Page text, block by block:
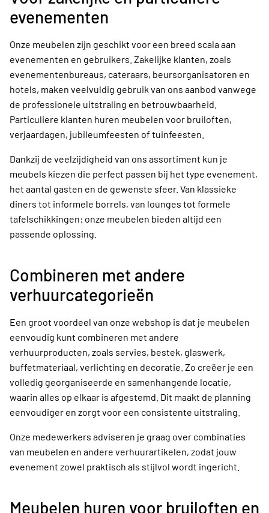
evenementen
Onze meubelen zijn geschikt voor een breed scala aan
evenementen en gebruikers. Zakelijke klanten, zoals
evenementenbureaus, cateraars, beursorganisatoren en
hotels, maken veelvuldig gebruik van ons aanbod vanwege
de professionele uitstraling en betrouwbaarheid.
Particuliere klanten huren meubelen voor bruiloften,
verjaardagen, jubileumfeesten of tuinfeesten.
Dankzij de veelzijdigheid van ons assortiment kun je
meubels kiezen die perfect passen bij het type evenement,
het aantal gasten en de gewenste sfeer. Van klassieke
diners tot informele borrels, van lounges tot formele
tafelschikkingen: onze meubelen bieden altijd een
passende oplossing.
Combineren met andere
verhuurcategorieën
Een groot voordeel van onze webshop is dat je meubelen
eenvoudig kunt combineren met andere
verhuurproducten, zoals servies, bestek, glaswerk,
buffetmateriaal, verlichting en decoratie. Zo creëer je een
volledig georganiseerde en samenhangende locatie,
waarin alles op elkaar is afgestemd. Dit maakt de planning
eenvoudiger en zorgt voor een consistente uitstraling.
Onze medewerkers adviseren je graag over combinaties
van meubelen en andere verhuurartikelen, zodat jouw
evenement zowel praktisch als stijlvol wordt ingericht.
Meubelen huren voor bruiloften en